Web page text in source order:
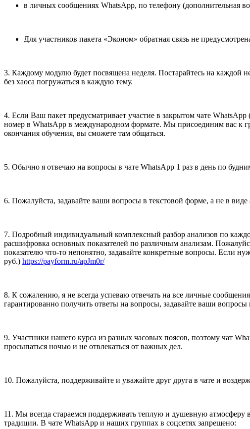
в личных сообщениях WhatsApp, по телефону (дополнительная
Для участников пакета «Эконом» обратная связь не
3. Каждому модулю будет посвящена неделя. Постарайтесь на каждой
без хаоса погружаться в каждую тему.
4. Если Ваш пакет предусматривает участие в закрытом чате
номер в WhatsApp в международном формате. Мы присоединим вас к
окончания обучения, вы сможете там общаться.
5. Обычно я отвечаю на вопросы в чате WhatsApp 1 раз в день по
6. Пожалуйста, задавайте ваши вопросы в текстовой форме, а не в
7. Подробный индивидуальный комплексный разбор анализов по
расшифровка основных показателей по различным анализам.
показателю что-то непонятно, задавайте конкретные вопросы. Если
руб.) https://payform.ru/apJm0r/
8. К сожалению, я не всегда успеваю отвечать на все личные
гарантированно получить ответы на вопросы, задавайте ваши
9. Участники нашего курса из разных часовых поясов, поэтому чат
просыпаться ночью и не отвлекаться от важных дел.
10. Пожалуйста, поддерживайте и уважайте друг друга в чате и
11. Мы всегда стараемся поддерживать теплую и душевную атмосферу
традиции. В чате WhatsApp и наших группах в соцсетях запрещено: